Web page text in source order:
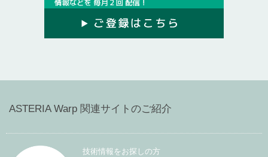
ASTERIA Warp 関連サイトのご紹介
技術情報をお探しの方